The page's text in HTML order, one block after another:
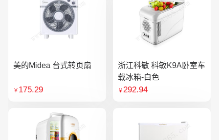
美的Midea 台式转页扇
￥ 175.29
浙江科敏 科敏K9A卧室车
载冰箱-白色
￥292.94